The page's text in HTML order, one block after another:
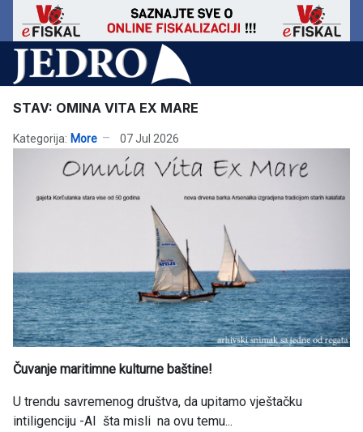
STAV: OMINA VITA EX MARE
Kategorija: More 07 Jul 2026
Čuvanje maritimne kulturne baštine!
U trendu savremenog društva, da upitamo vještačku
intiligenciju -AI šta misli na ovu temu...